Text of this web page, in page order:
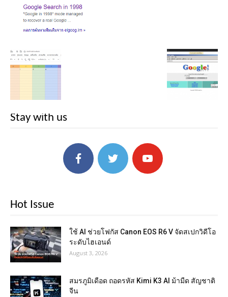
Stay with us
Hot Issue
ใช้ AI ช่วยโฟกัส Canon EOS R6 V จัดสเปกวิดีโอ
ระดับไฮเอนด์
August 3, 2026
สมรภูมิเดือด ถอดรหัส Kimi K3 AI ม้ามืด สัญชาติ
จีน